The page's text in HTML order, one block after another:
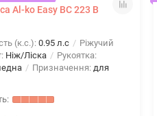
Al-ko Easy BC 223 B
(к.с.): 0.95 л.с
Ріжучий
Ніж/Ліска
Рукоятка:
Призначення: для